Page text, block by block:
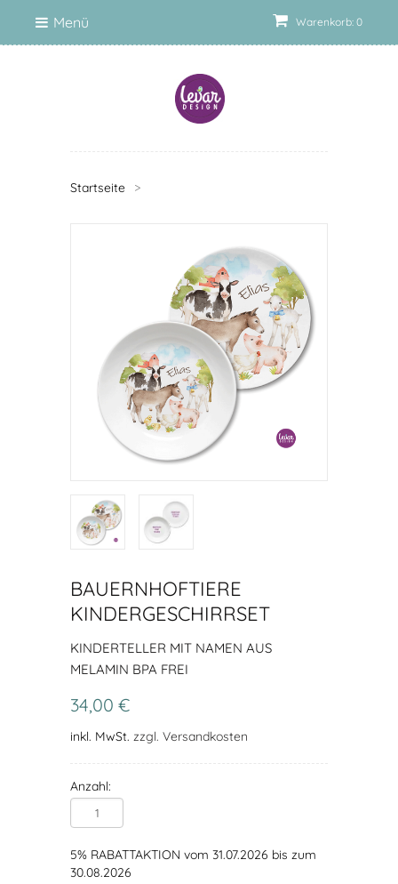
Warenkorb: 0
Menü
Startseite >
BAUERNHOFTIERE
KINDERGESCHIRRSET
KINDERTELLER MIT NAMEN AUS
MELAMIN BPA FREI
34,00 €
inkl. MwSt. zzgl. Versandkosten
Anzahl:
5% RABATTAKTION vom 31.07.2026 bis zum
30.08.2026